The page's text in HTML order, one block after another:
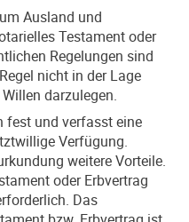
Ausland und
Testament oder
Regelungen sind
nicht in der Lage
darzulegen.
fest und verfasst eine
Verfügung.
weitere Vorteile.
oder Erbvertrag
Das